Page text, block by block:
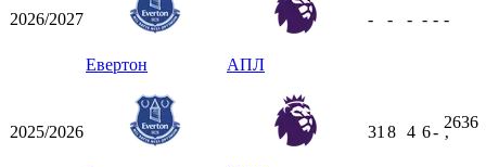
2026/2027
Евертон АПЛ
- - - - - -
2025/2026 31 8 4 6-
2636
ʼ